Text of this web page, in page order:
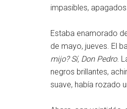
impasibles,
Estaba enamorado
de mayo, jueves. El
mijo? Sí, Don Pedro.
negros brillantes,
suave, había rozado